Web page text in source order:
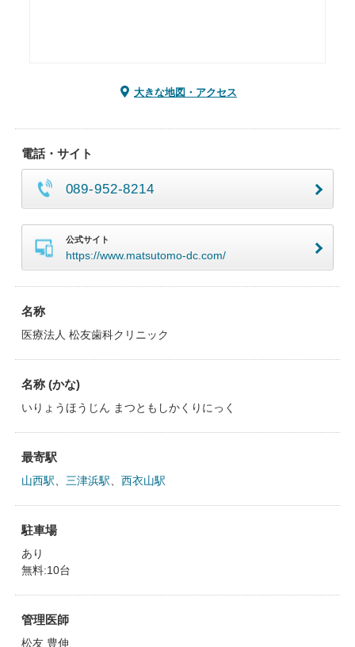
大きな地図・アクセス
電話・サイト
089-952-8214
公式サイト
https://www.matsutomo-dc.com/
名称
医療法人 松友歯科クリニック
名称 (かな)
いりょうほうじん まつともしかくりにっく
最寄駅
山西駅 三津浜駅 西衣山駅
駐車場
あり
無料:10台
管理医師
松友 豊伸